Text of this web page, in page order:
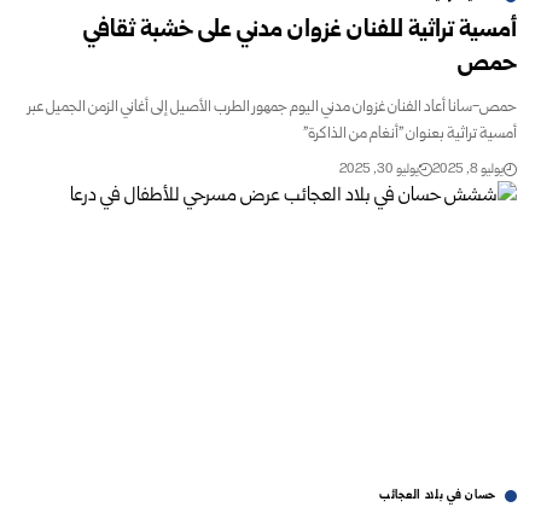
أمسية تراثية للفنان غزوان مدني على خشبة ثقافي
حمص
حمص-سانا أعاد الفنان غزوان مدني اليوم جمهور الطرب الأصيل إلى أغاني الزمن الجميل عبر
أمسية تراثية بعنوان "أنغام من الذاكرة"
يوليو 8, 2025 يوليو 30, 2025
حسان في بلاد العجائب